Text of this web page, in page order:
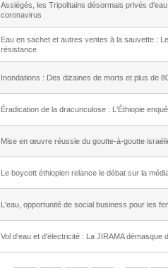
Assiégés, les Tripolitains désormais privés
coronavirus
Eau en sachet et autres ventes à la sauvette :
résistance
Inondations : Des dizaines de morts et plus de
Éradication de la dracunculose : L'Éthiopie
Mise en œuvre réussie du goutte-à-goutte
Le boycott éthiopien relance le débat sur la
L'eau, opportunité de social business pour les
Vol d'eau et d'électricité : La JIRAMA démasque